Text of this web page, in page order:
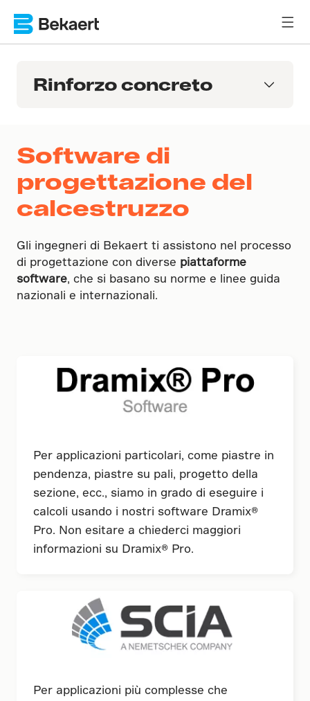
Rinforzo concreto
Software di
progettazione del
calcestruzzo
Gli ingegneri di Bekaert ti assistono nel processo
di progettazione con diverse piattaforme
software, che si basano su norme e linee guida
nazionali e internazionali.
Per applicazioni particolari, come piastre in
pendenza, piastre su pali, progetto della
sezione, ecc., siamo in grado di eseguire i
calcoli usando i nostri software Dramix®
Pro. Non esitare a chiederci maggiori
informazioni su Dramix® Pro.
Per applicazioni più complesse che